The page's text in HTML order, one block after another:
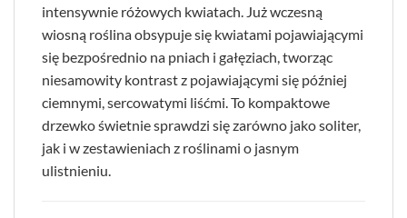
intensywnie różowych kwiatach. Już wczesną
wiosną roślina obsypuje się kwiatami pojawiającymi
się bezpośrednio na pniach i gałęziach, tworząc
niesamowity kontrast z pojawiającymi się później
ciemnymi, sercowatymi liśćmi. To kompaktowe
drzewko świetnie sprawdzi się zarówno jako soliter,
jak i w zestawieniach z roślinami o jasnym
ulistnieniu.